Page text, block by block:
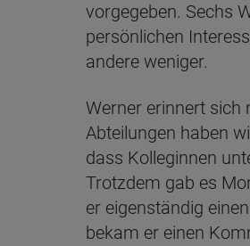
vorgegeben. Sechs
persönlichen
andere weniger.
Werner erinnert sich
Abteilungen haben
dass Kolleginnen
Trotzdem gab es
er eigenständig
bekam er einen